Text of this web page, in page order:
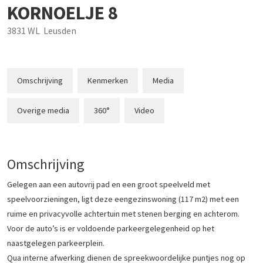
KORNOELJE 8
3831 WL Leusden
Omschrijving Kenmerken Media
Overige media 360° Video
Omschrijving
Gelegen aan een autovrij pad en een groot speelveld met
speelvoorzieningen, ligt deze eengezinswoning (117 m2) met een
ruime en privacyvolle achtertuin met stenen berging en achterom.
Voor de auto’s is er voldoende parkeergelegenheid op het
naastgelegen parkeerplein.
Qua interne afwerking dienen de spreekwoordelijke puntjes nog op